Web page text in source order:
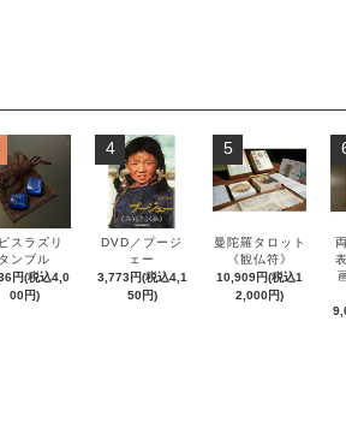
スラズリ
タンブル
円(税込4,0
00円)
4
DVD／プージ
ェー
3,773円(税込4,1
50円)
5
曼陀羅タロット
《観仏符》
10,909円(税込1
2,000円)